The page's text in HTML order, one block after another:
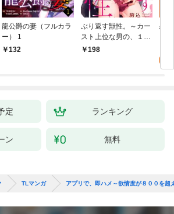
龍公爵の妻（フルカラ
ー） 1
132
ぶり返す獣性。～カー
スト上位な男の、１０
年越しの激愛１
198
恋
定 ランキング
ン 無料
TLマンガ アプリで、即ハメ～欲情度が８００を超